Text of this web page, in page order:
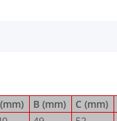
B (mm) C (mm)